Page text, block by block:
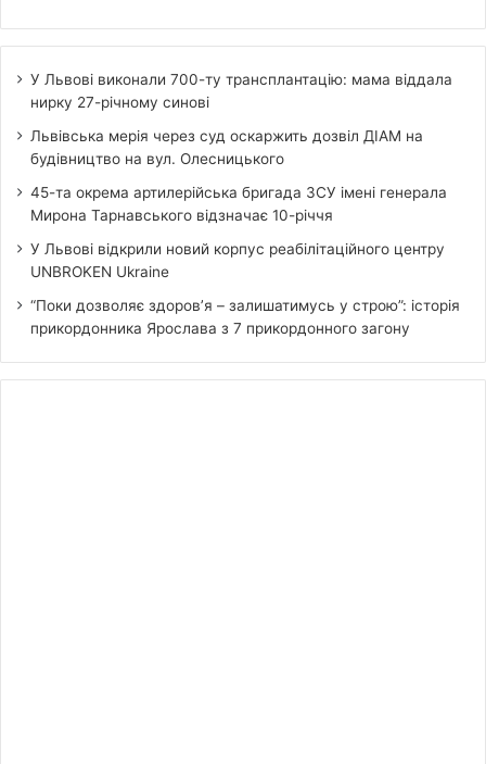
У Львові виконали 700-ту трансплантацію: мама віддала
нирку 27-річному синові
Львівська мерія через суд оскаржить дозвіл ДІАМ на
будівництво на вул. Олесницького
45-та окрема артилерійська бригада ЗСУ імені генерала
Мирона Тарнавського відзначає 10-річчя
У Львові відкрили новий корпус реабілітаційного центру
UNBROKEN Ukraine
“Поки дозволяє здоров’я – залишатимусь у строю”: історія
прикордонника Ярослава з 7 прикордонного загону